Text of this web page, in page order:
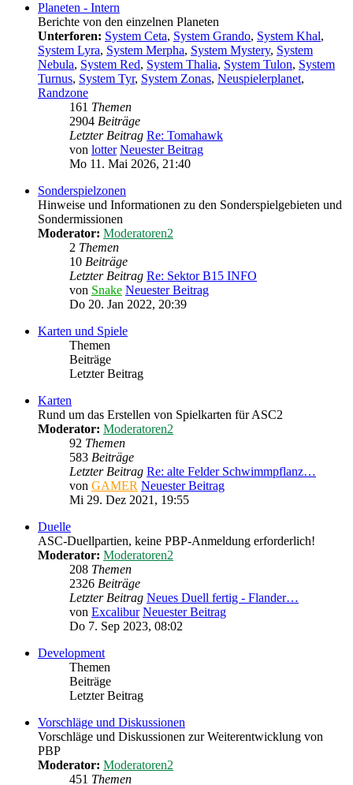
Planeten - Intern
Berichte von den einzelnen Planeten
Unterforen: System Ceta, System Grando, System Khal,
System Lyra, System Merpha, System Mystery, System
Nebula, System Red, System Thalia, System Tulon, System
Turnus, System Tyr, System Zonas, Neuspielerplanet,
Randzone
161 Themen
2904 Beiträge
Letzter Beitrag Re: Tomahawk
von lotter Neuester Beitrag
Mo 11. Mai 2026, 21:40
Sonderspielzonen
Hinweise und Informationen zu den Sonderspielgebieten und
Sondermissionen
Moderator: Moderatoren2
2 Themen
10 Beiträge
Letzter Beitrag Re: Sektor B15 INFO
von Snake Neuester Beitrag
Do 20. Jan 2022, 20:39
Karten und Spiele
Themen
Beiträge
Letzter Beitrag
Karten
Rund um das Erstellen von Spielkarten für ASC2
Moderator: Moderatoren2
92 Themen
583 Beiträge
Letzter Beitrag Re: alte Felder Schwimmpflanz…
von GAMER Neuester Beitrag
Mi 29. Dez 2021, 19:55
Duelle
ASC-Duellpartien, keine PBP-Anmeldung erforderlich!
Moderator: Moderatoren2
208 Themen
2326 Beiträge
Letzter Beitrag Neues Duell fertig - Flander…
von Excalibur Neuester Beitrag
Do 7. Sep 2023, 08:02
Development
Themen
Beiträge
Letzter Beitrag
Vorschläge und Diskussionen
Vorschläge und Diskussionen zur Weiterentwicklung von
PBP
Moderator: Moderatoren2
451 Themen